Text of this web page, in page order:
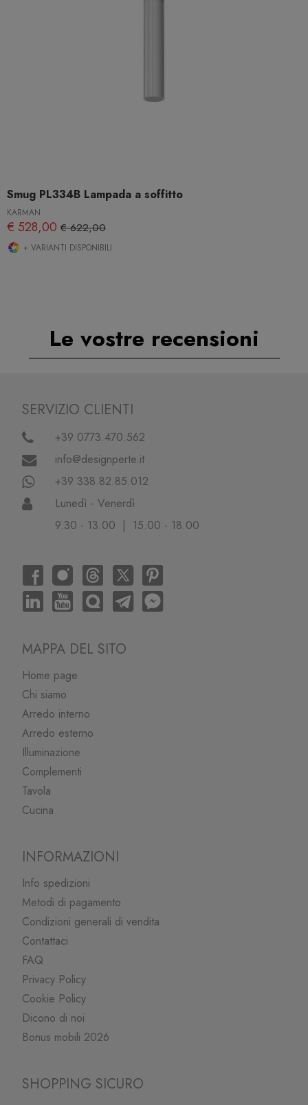
Smug PL334B Lampada a soffitto
KARMAN
€ 528,00 € 622,00
+ VARIANTI DISPONIBILI
Le vostre recensioni
SERVIZIO CLIENTI
+39 0773.470.562
info@designperte.it
+39 338.82.85.012
Lunedì - Venerdì
9.30 - 13.00 | 15.00 - 18.00
MAPPA DEL SITO
Home page
Chi siamo
Arredo interno
Arredo esterno
Illuminazione
Complementi
Tavola
Cucina
INFORMAZIONI
Info spedizioni
Metodi di pagamento
Condizioni generali di vendita
Contattaci
FAQ
Privacy Policy
Cookie Policy
Dicono di noi
Bonus mobili 2026
SHOPPING SICURO